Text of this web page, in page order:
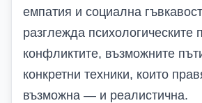
емпатия и социална
разглежда психологическите
конфликтите, възможните
конкретни техники, които
възможна — и реалистична.